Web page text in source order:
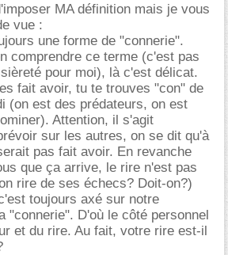
MA définition mais je vous
vue :
une forme de "connerie".
comprendre ce terme (c'est pas
pour moi), là c'est délicat.
fait avoir, tu te trouves "con" de
(on est des prédateurs, on est
Attention, il s'agit
sur les autres, on se dit qu'à
pas fait avoir. En revanche
que ça arrive, le rire n'est pas
rire de ses échecs? Doit-on?)
toujours axé sur notre
"connerie". D'où le côté personnel
et du rire. Au fait, votre rire est-il